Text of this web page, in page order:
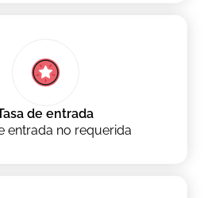
de entrada
entrada no requerida